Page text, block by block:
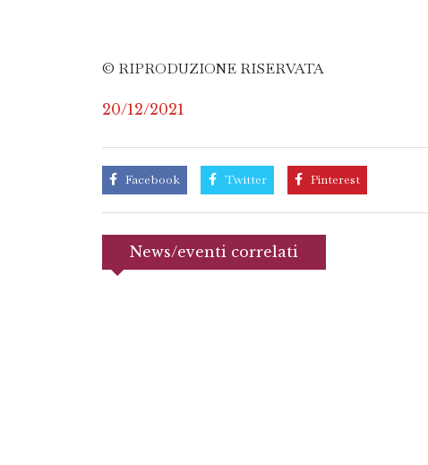
© RIPRODUZIONE RISERVATA
20/12/2021
Facebook Twitter Pinterest
News/eventi correlati